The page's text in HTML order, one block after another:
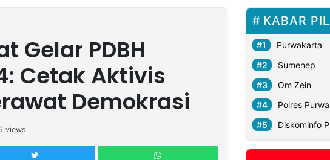
Gelar PDBH
Cetak Aktivis
Demokrasi
views
KABAR
Purwakarta
Sumenep
Om Zein
Polres
Diskominfo